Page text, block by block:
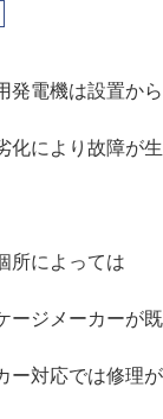
発電機は設置か
化により故障が
所によっては
ージメーカーが
ー対応では修理